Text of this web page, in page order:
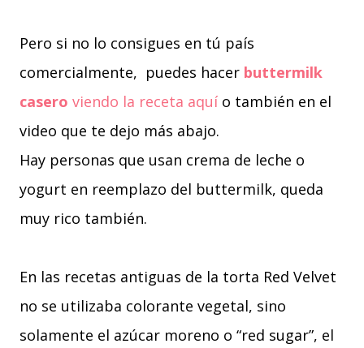
Pero si no lo consigues en tú país
comercialmente, puedes hacer buttermilk
casero viendo la receta aquí o también en el
video que te dejo más abajo.
Hay personas que usan crema de leche o
yogurt en reemplazo del buttermilk, queda
muy rico también.
En las recetas antiguas de la torta Red Velvet
no se utilizaba colorante vegetal, sino
solamente el azúcar moreno o “red sugar”, el